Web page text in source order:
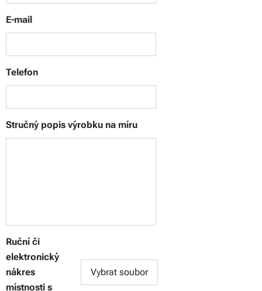
E-mail
Telefon
Stručný popis výrobku na míru
Ruční či
elektronický
nákres
místnosti s
Vybrat soubor